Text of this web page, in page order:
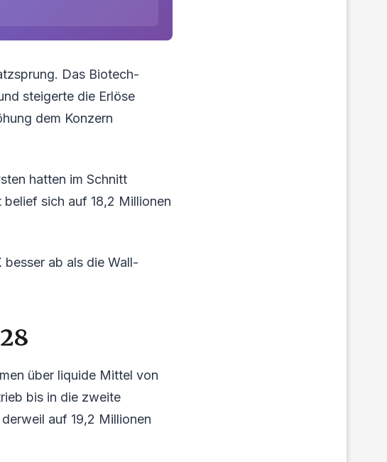
Das Biotech-
steigerte die Erlöse
dem Konzern
hatten im Schnitt
sich auf 18,2 Millionen
besser ab als die Wall-
über liquide Mittel von
bis in die zweite
auf 19,2 Millionen